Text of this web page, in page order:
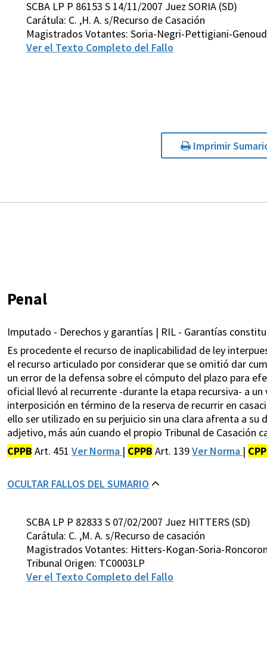
SCBA LP P 86153 S 14/11/2007 Juez SORIA (SD)
Carátula: C. ,H. A. s/Recurso de Casación
Magistrados Votantes: Soria-Negri-Pettigiani-Genoud
Ver el Texto Completo del Fallo
Imprimir
Penal
Imputado - Derechos y garantías | RIL - Garantías
Es procedente el recurso de inaplicabilidad de ley
el recurso articulado por considerar que se omitió dar
un error de la defensa sobre el cómputo del plazo para
oficial llevó al recurrente -durante la etapa recursiva- a
interposición en término de la reserva de recurrir en
ello ser utilizado en su perjuicio sin una clara afrenta a
adjetivo, más aún cuando el propio Tribunal de Casación
CPPB Art. 451 Ver Norma | CPPB Art. 139Ver Norma |
OCULTAR FALLOS DEL SUMARIO
SCBA LP P 82833 S 07/02/2007 Juez HITTERS (SD)
Carátula: C. ,M. A. s/Recurso de casación
Magistrados Votantes: Hitters-Kogan-Soria-
Tribunal Origen: TC0003LP
Ver el Texto Completo del Fallo